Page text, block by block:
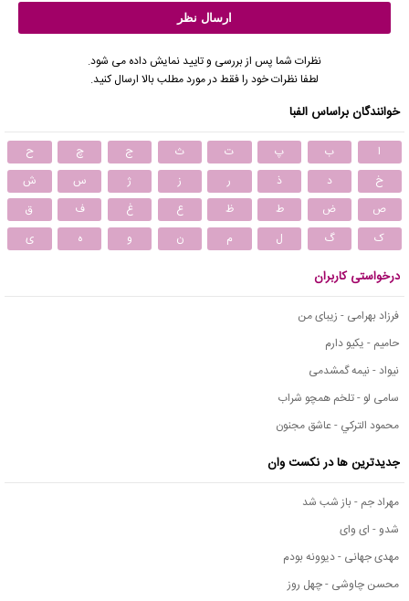
نظرات شما پس از بررسی و تایید نمایش داده می شود.
لطفا نظرات خود را فقط در مورد مطلب بالا ارسال کنید.
خوانندگان براساس الفبا
ا ب پ ت ث ج چ
ح
خ
د ذ ر ز ژ س
ش
ص
ض ط ظ ع غ ف
ق
ک
گ ل م ن و ه ی
درخواستی کاربران
فرزاد بهرامی - زیبای من
حامیم - یکیو دارم
نیواد - نیمه گمشدمی
سامی لو - تلخم همچو شراب
محمود التركي - عاشق مجنون
جدیدترین ها در نکست وان
مهراد جم - باز شب شد
شدو - ای وای
مهدی جهانی - دیوونه بودم
محسن چاوشی - چهل روز